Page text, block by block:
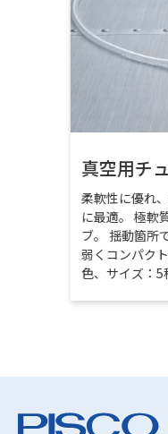
真空用チ
柔軟性に優れ
に最適。 極軟
ブ。 揺動箇所
弱くコンパク
色、サイズ：5